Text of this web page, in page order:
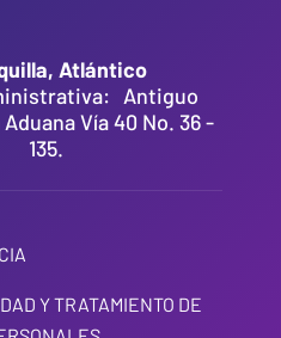
Atlántico
Antiguo
Vía 40 No. 36 -
135.
Y TRATAMIENTO DE